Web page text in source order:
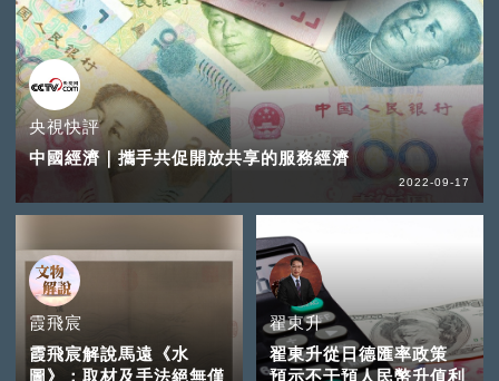
央視快評
中國經濟｜攜手共促開放共享的服務經濟
2022-09-17
霞飛宸
霞飛宸解說馬遠《水
圖》：取材及手法絕無僅
翟東升
翟東升從日德匯率政策
預示不干預人民幣升值利